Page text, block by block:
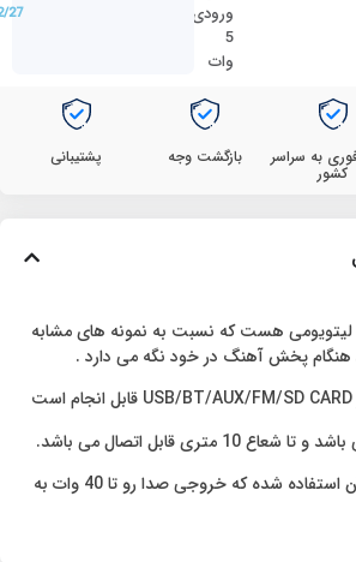
ورودی
5
وات
27
به سراسر
کشور
بازگشت وجه پشتیبانی
لیتویومی هست که نسبت به نمونه های مشابه
هنگام پخش آهنگ در خود نگه می دارد .
از دو ساب 8 اینچی در آن استفاده شده که خروجی صدا رو تا 40 وات به